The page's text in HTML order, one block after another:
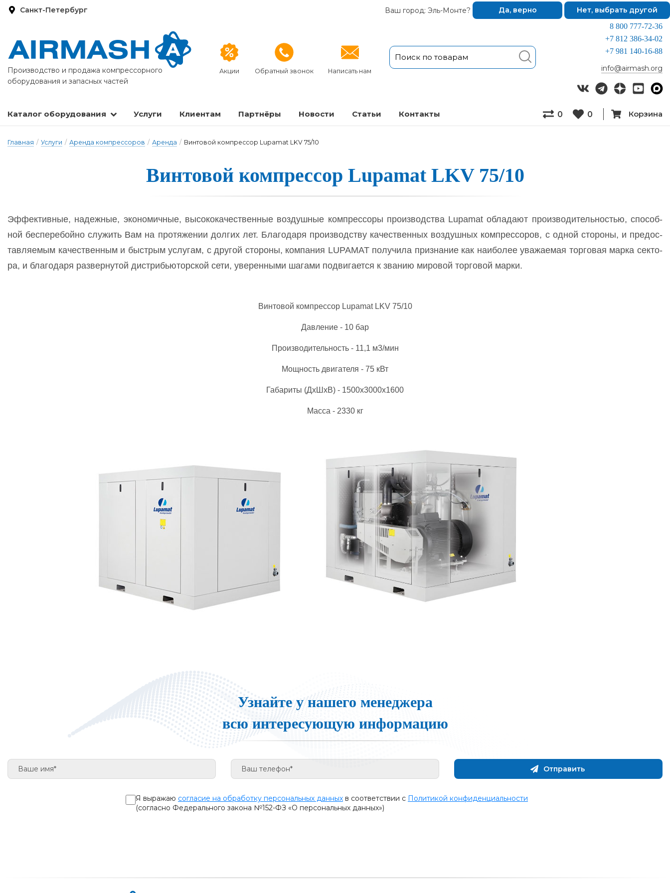
Санкт-Петербург Ваш город: Эль-Монте? Да, верно Нет, выбрать другой
Производство и продажа компрессорного
оборудования и запасных частей
Акции Обратный звонок Написать нам
8 800 777-72-36
+7 812 386-34-02
+7 981 140-16-88
info@airmash.org
Каталог оборудования Услуги Клиентам Партнёры Новости Статьи Кон­так­ты 0 0 Корзина
Главная / Услуги / Аренда компрессоров / Аренда / Винтовой компрессор Lupamat LKV 75/10
Винтовой ком­прес­сор Lupamat LKV 75/10
Эф­фек­тив­ные, на­деж­ные, эко­но­мич­ные, вы­со­ко­ка­чес­твен­ные воз­душ­ные ком­прес­со­ры про­из­водс­тва Lupamat об­ла­да­ют про­из­во­ди­тель­ностью, спо­соб­
ной бес­пе­ре­бой­но слу­жить Вам на про­тя­же­нии дол­гих лет. Бла­го­да­ря про­из­водс­тву ка­чес­твен­ных воз­душ­ных ком­прес­со­ров, с од­ной сто­ро­ны, и пре­дос­
тав­ля­емым ка­чес­твен­ным и быс­трым ус­лу­гам, с дру­гой сто­ро­ны, ком­па­ния LUPAMAT по­лу­чи­ла приз­на­ние как на­ибо­лее ува­жа­емая тор­го­вая мар­ка сек­то­
ра, и бла­го­да­ря раз­вер­ну­той дис­трибь­ютор­ской се­ти, уве­рен­ны­ми ша­га­ми под­ви­га­ет­ся к зва­нию ми­ро­вой тор­го­вой мар­ки.
Винтовой компрессор Lupamat LKV 75/10
Давление - 10 бар
Производительность - 11,1 м3/мин
Мощность двигателя - 75 кВт
Габариты (ДхШхВ) - 1500х3000х1600
Масса - 2330 кг
Узнайте у нашего менеджера
всю интересующую информацию
Отправить
Я выражаю согласие на обработку персональных данных в соответствии с Политикой конфиденциальности
(согласно Федерального закона №152-ФЗ «О персональных данных»)